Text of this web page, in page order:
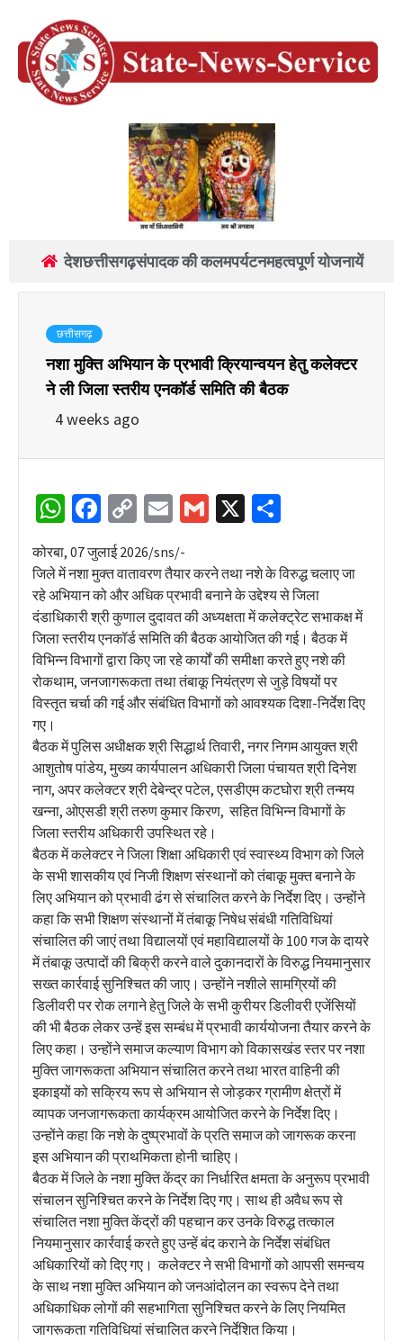
देशछत्तीसगढ़संपादक की कलमपर्यटनमहत्वपूर्ण योजनायें
छत्तीसगढ़
नशा मुक्ति अभियान के प्रभावी क्रियान्वयन हेतु कलेक्टर
ने ली जिला स्तरीय एनकॉर्ड समिति की बैठक
4 weeks ago
WhatsApp
Facebook
CopyEmailGmail
X
कोरबा, 07 जुलाई 2026/sns/-
जिले में नशा मुक्त वातावरण तैयार करने तथा नशे के विरुद्ध चलाए जा
रहे अभियान को और अधिक प्रभावी बनाने के उद्देश्य से जिला
दंडाधिकारी श्री कुणाल दुदावत की अध्यक्षता में कलेक्ट्रेट सभाकक्ष में
जिला स्तरीय एनकॉर्ड समिति की बैठक आयोजित की गई। बैठक में
विभिन्न विभागों द्वारा किए जा रहे कार्यों की समीक्षा करते हुए नशे की
रोकथाम, जनजागरूकता तथा तंबाकू नियंत्रण से जुड़े विषयों पर
विस्तृत चर्चा की गई और संबंधित विभागों को आवश्यक दिशा-निर्देश दिए
गए।
बैठक में पुलिस अधीक्षक श्री सिद्धार्थ तिवारी, नगर निगम आयुक्त श्री
आशुतोष पांडेय, मुख्य कार्यपालन अधिकारी जिला पंचायत श्री दिनेश
नाग, अपर कलेक्टर श्री देबेन्द्र पटेल, एसडीएम कटघोरा श्री तन्मय
खन्ना, ओएसडी श्री तरुण कुमार किरण, सहित विभिन्न विभागों के
जिला स्तरीय अधिकारी उपस्थित रहे।
बैठक में कलेक्टर ने जिला शिक्षा अधिकारी एवं स्वास्थ्य विभाग को जिले
के सभी शासकीय एवं निजी शिक्षण संस्थानों को तंबाकू मुक्त बनाने के
लिए अभियान को प्रभावी ढंग से संचालित करने के निर्देश दिए। उन्होंने
कहा कि सभी शिक्षण संस्थानों में तंबाकू निषेध संबंधी गतिविधियां
संचालित की जाएं तथा विद्यालयों एवं महाविद्यालयों के 100 गज के दायरे
में तंबाकू उत्पादों की बिक्री करने वाले दुकानदारों के विरुद्ध नियमानुसार
सख्त कार्रवाई सुनिश्चित की जाए। उन्होंने नशीले सामग्रियों की
डिलीवरी पर रोक लगाने हेतु जिले के सभी कुरीयर डिलीवरी एजेंसियों
की भी बैठक लेकर उन्हें इस सम्बंध में प्रभावी कार्ययोजना तैयार करने के
लिए कहा। उन्होंने समाज कल्याण विभाग को विकासखंड स्तर पर नशा
मुक्ति जागरूकता अभियान संचालित करने तथा भारत वाहिनी की
इकाइयों को सक्रिय रूप से अभियान से जोड़कर ग्रामीण क्षेत्रों में
व्यापक जनजागरूकता कार्यक्रम आयोजित करने के निर्देश दिए।
उन्होंने कहा कि नशे के दुष्प्रभावों के प्रति समाज को जागरूक करना
इस अभियान की प्राथमिकता होनी चाहिए।
बैठक में जिले के नशा मुक्ति केंद्र का निर्धारित क्षमता के अनुरूप प्रभावी
संचालन सुनिश्चित करने के निर्देश दिए गए। साथ ही अवैध रूप से
संचालित नशा मुक्ति केंद्रों की पहचान कर उनके विरुद्ध तत्काल
नियमानुसार कार्रवाई करते हुए उन्हें बंद कराने के निर्देश संबंधित
अधिकारियों को दिए गए। कलेक्टर ने सभी विभागों को आपसी समन्वय
के साथ नशा मुक्ति अभियान को जनआंदोलन का स्वरूप देने तथा
अधिकाधिक लोगों की सहभागिता सुनिश्चित करने के लिए नियमित
जागरूकता गतिविधियां संचालित करने निर्देशित किया।